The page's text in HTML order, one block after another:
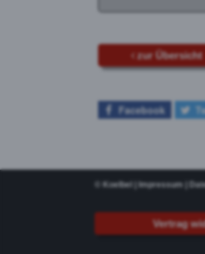
zur Übersicht
Facebook
Koelbel Impressum
Vertrag